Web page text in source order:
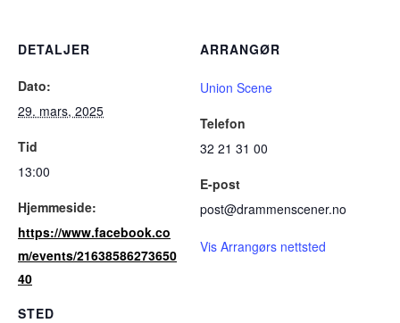
DETALJER
Dato:
29. mars, 2025
Tid
13:00
Hjemmeside:
https://www.facebook.co
m/events/21638586273650
40
STED
ARRANGØR
Union Scene
Telefon
32 21 31 00
E-post
post@drammenscener.no
Vis Arrangørs nettsted